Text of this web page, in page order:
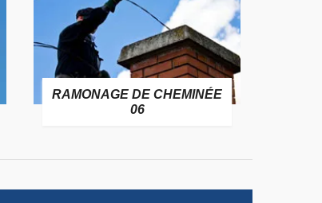
RAMONAGE DE CHEMINÉE
06